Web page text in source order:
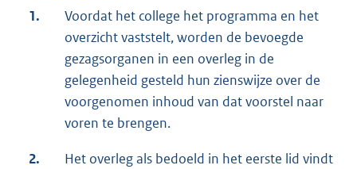
1.
Voordat het college het programma en het
overzicht vaststelt, worden de bevoegde
gezagsorganen in een overleg in de
gelegenheid gesteld hun zienswijze over de
voorgenomen inhoud van dat voorstel naar
voren te brengen.
2.
Het overleg als bedoeld in het eerste lid vindt